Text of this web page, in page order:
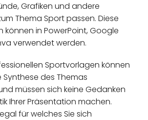
Grafiken und andere
Thema Sport passen. Diese
können in PowerPoint, Google
verwendet werden.
Sportvorlagen können
Synthese des Themas
müssen sich keine Gedanken
Ihrer Präsentation machen.
für welches Sie sich